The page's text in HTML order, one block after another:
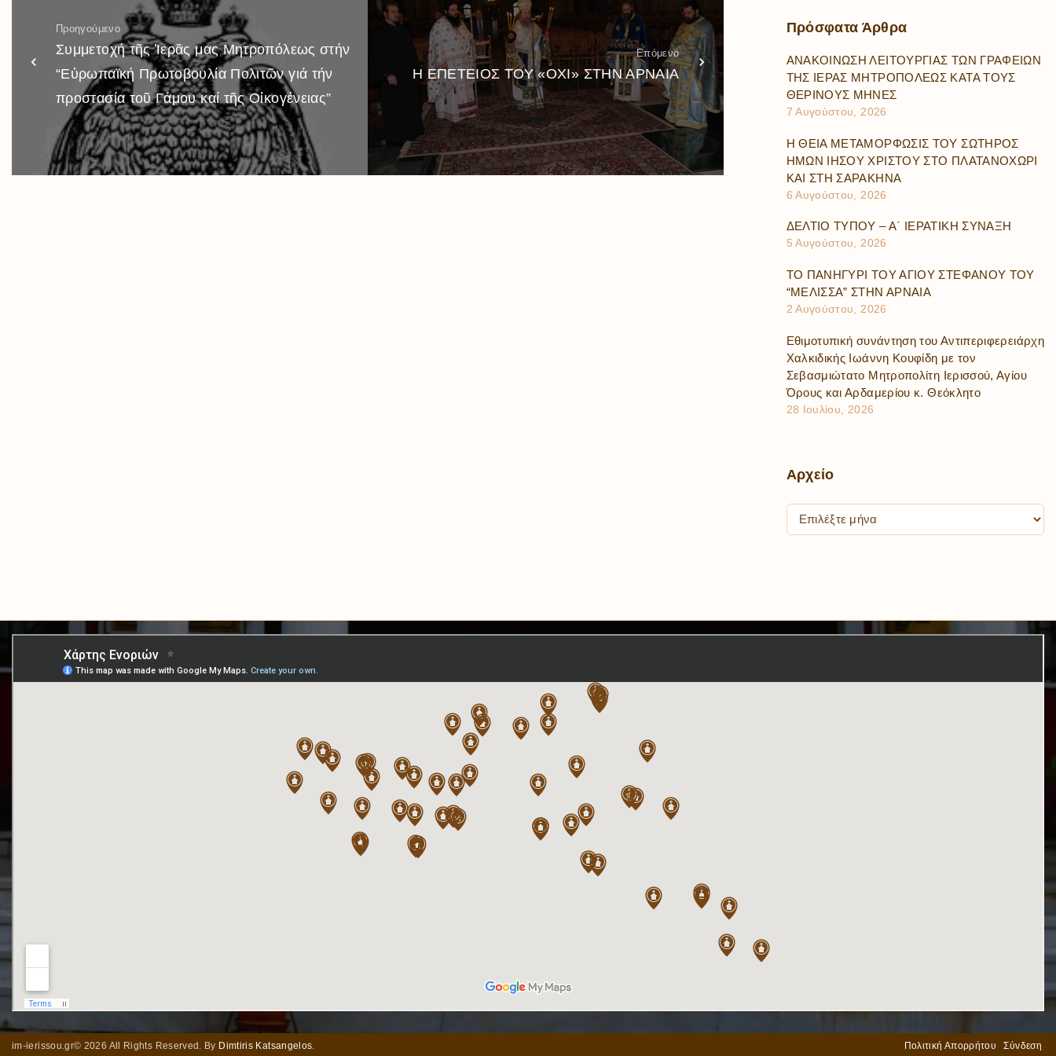
Προηγούμενο
Συμμετοχή τῆς Ἱερᾶς μας Μητροπόλεως στήν
“Εὐρωπαϊκή Πρωτοβουλία Πολιτῶν γιά τήν
προστασία τοῦ Γάμου καί τῆς Οἰκογένειας”
Επόμενο
Η ΕΠΕΤΕΙΟΣ ΤΟΥ «ΟΧΙ» ΣΤΗΝ ΑΡΝΑΙΑ
Πρόσφατα Άρθρα
ΑΝΑΚΟΙΝΩΣΗ ΛΕΙΤΟΥΡΓΙΑΣ ΤΩΝ ΓΡΑΦΕΙΩΝ
ΤΗΣ ΙΕΡΑΣ ΜΗΤΡΟΠΟΛΕΩΣ ΚΑΤΑ ΤΟΥΣ
ΘΕΡΙΝΟΥΣ ΜΗΝΕΣ
7 Αυγούστου, 2026
Η ΘΕΙΑ ΜΕΤΑΜΟΡΦΩΣΙΣ ΤΟΥ ΣΩΤΗΡΟΣ
ΗΜΩΝ ΙΗΣΟΥ ΧΡΙΣΤΟΥ ΣΤΟ ΠΛΑΤΑΝΟΧΩΡΙ
ΚΑΙ ΣΤΗ ΣΑΡΑΚΗΝΑ
6 Αυγούστου, 2026
ΔΕΛΤΙΟ ΤΥΠΟΥ – Α΄ ΙΕΡΑΤΙΚΗ ΣΥΝΑΞΗ
5 Αυγούστου, 2026
ΤΟ ΠΑΝΗΓΥΡΙ ΤΟΥ ΑΓΙΟΥ ΣΤΕΦΑΝΟΥ ΤΟΥ
“ΜΕΛΙΣΣΑ” ΣΤΗΝ ΑΡΝΑΙΑ
2 Αυγούστου, 2026
Εθιμοτυπική συνάντηση του Αντιπεριφερειάρχη
Χαλκιδικής Ιωάννη Κουφίδη με τον
Σεβασμιώτατο Μητροπολίτη Ιερισσού, Αγίου
Όρους και Αρδαμερίου κ. Θεόκλητο
28 Ιουλίου, 2026
Αρχείο
im-ierissou.gr© 2026 All Rights Reserved. By Dimtiris Katsangelos. Πολιτική Απορρήτου Σύνδεση